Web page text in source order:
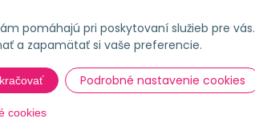
pomáhajú pri poskytovaní služieb pre vás.
a zapamätať si vaše preferencie.
Podrobné nastavenie cookies
cookies
Poučenie o uplatnení práva
kupujúceho na odstúpenie od
kúpnej zmluvy
Formulár na ostúpenie od